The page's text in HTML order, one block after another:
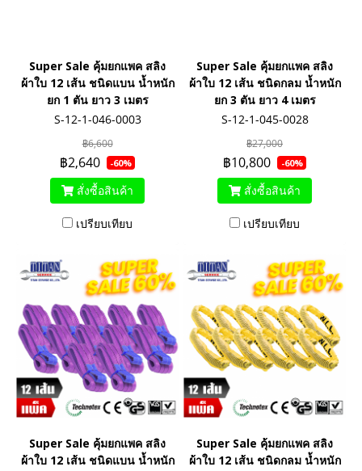
Super Sale คุ้มยกแพค สลิง
ผ้าใบ 12 เส้น ชนิดแบน น้ำหนัก
ยก 1 ตัน ยาว 3 เมตร
S-12-1-046-0003
฿6,600
฿2,640 -60%
สั่งซื้อสินค้า
เปรียบเทียบ
Super Sale คุ้มยกแพค สลิง
ผ้าใบ 12 เส้น ชนิดกลม น้ำหนัก
ยก 3 ตัน ยาว 4 เมตร
S-12-1-045-0028
฿27,000
฿10,800 -60%
สั่งซื้อสินค้า
เปรียบเทียบ
Super Sale คุ้มยกแพค สลิง
ผ้าใบ 12 เส้น ชนิดแบน น้ำหนัก
Super Sale คุ้มยกแพค สลิง
ผ้าใบ 12 เส้น ชนิดกลม น้ำหนัก